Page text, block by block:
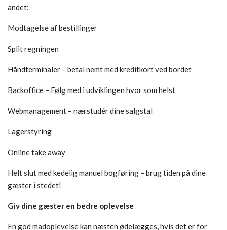
andet:
Modtagelse af bestillinger
Split regningen
Håndterminaler – betal nemt med kreditkort ved bordet
Backoffice – Følg med i udviklingen hvor som helst
Webmanagement – nærstudér dine salgstal
Lagerstyring
Online take away
Helt slut med kedelig manuel bogføring – brug tiden på dine
gæster i stedet!
Giv dine gæster en bedre oplevelse
En god madoplevelse kan næsten ødelægges, hvis det er for